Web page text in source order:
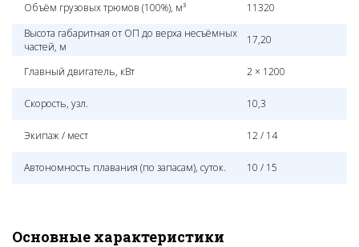
Объём грузовых трюмов (100%), м³
11320
Высота габаритная от ОП до верха несъёмных
частей, м
17,20
Главный двигатель, кВт 2 × 1200
Скорость, узл. 10,3
Экипаж / мест 12 / 14
Автономность плавания (по запасам), суток. 10 / 15
Основные характеристики